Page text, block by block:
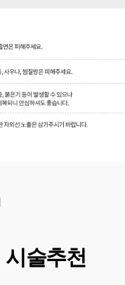
시술추천